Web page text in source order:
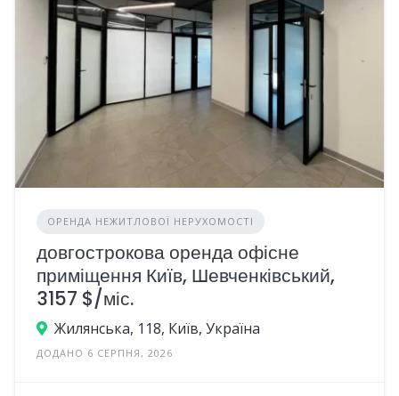
ОРЕНДА НЕЖИТЛОВОЇ НЕРУХОМОСТІ
довгострокова оренда офісне
приміщення Київ, Шевченківський,
3157 $/міс.
Жилянська, 118, Київ, Україна
ДОДАНО 6 СЕРПНЯ, 2026